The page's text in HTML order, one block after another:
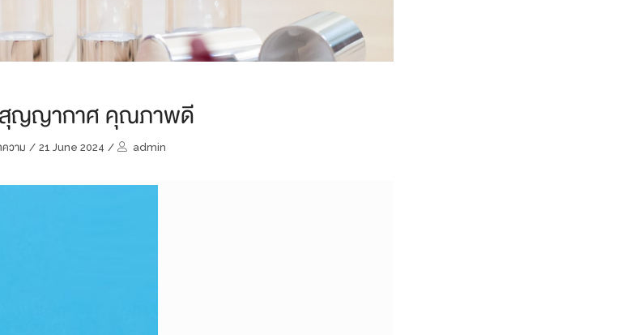
ญญากาศ คุณภาพดี
วาม / 21 June 2024 / admin